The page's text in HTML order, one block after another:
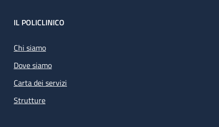
Footer
IL POLICLINICO
Chi siamo
Dove siamo
Carta dei servizi
Strutture